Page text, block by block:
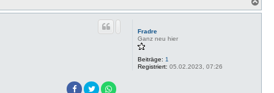
a
Fradre
Ganz neu hier
Beiträge: 1
Registriert: 05.02.2023, 07:26